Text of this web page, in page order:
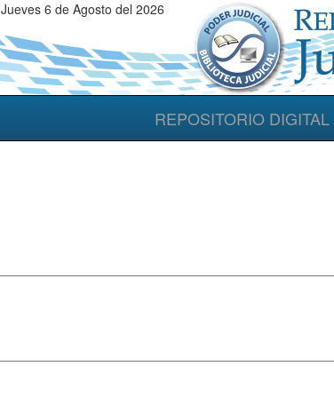
Jueves 6 de Agosto del 2026
REPOSITORIO